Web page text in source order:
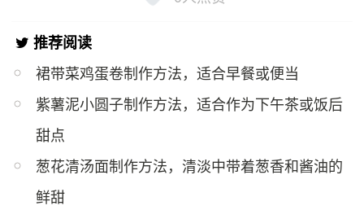
推荐阅读
裙带菜鸡蛋卷制作方法，适合早餐或便当
紫​薯泥小圆子制作方法，适合作为下午茶或饭后
甜点
葱花清汤面制作方法，清淡中带着葱香和酱油的
鲜甜